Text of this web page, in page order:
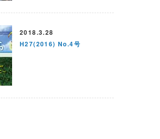
2018.3.28
H27(2016) No.4号